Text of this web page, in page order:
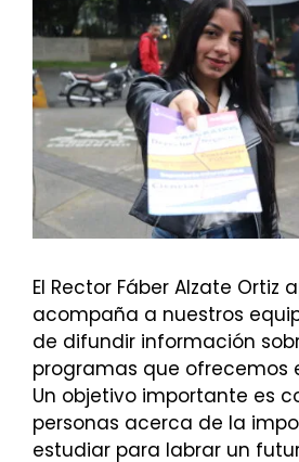
El Rector Fáber Alzate Ortiz
acompaña a nuestros
de difundir información
programas que ofrecemos
Un objetivo importante es
personas acerca de la
estudiar para labrar un